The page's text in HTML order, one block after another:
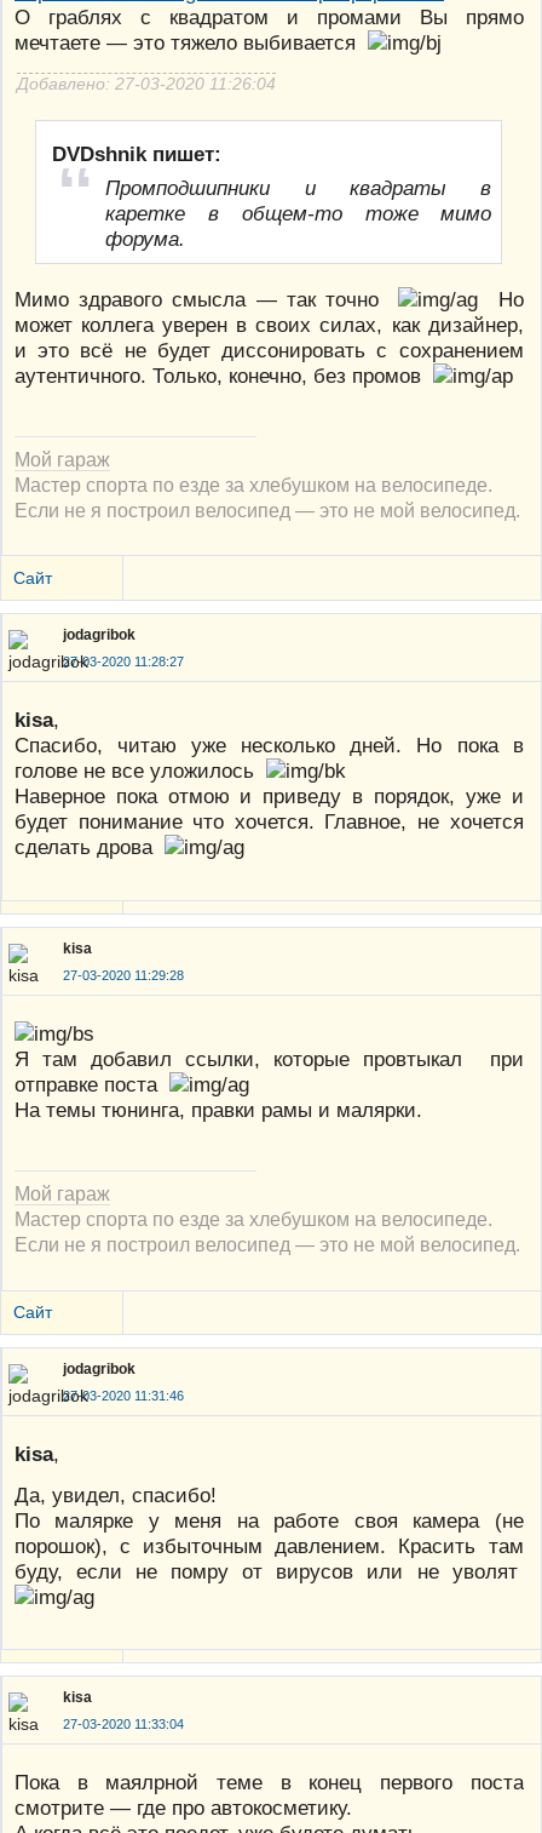
О граблях с квадратом и промами Вы прямо
мечтаете — это тяжело выбивается
Добавлено: 27-03-2020 11:26:04
DVDshnik пишет:
Промподшипники и квадраты в
каретке в общем-то тоже мимо
форума.
Мимо здравого смысла — так точно
Но
может коллега уверен в своих силах, как дизайнер,
и это всё не будет диссонировать с сохранением
аутентичного. Только, конечно, без промов
Мой гараж
Мастер спорта по езде за хлебушком на велосипеде.
Если не я построил велосипед — это не мой велосипед.
Сайт
jodagribok
27-03-2020 11:28:27
kisa,
Спасибо, читаю уже несколько дней. Но пока в
голове не все уложилось
Наверное пока отмою и приведу в порядок, уже и
будет понимание что хочется. Главное, не хочется
сделать дрова
kisa
27-03-2020 11:29:28
Я там добавил ссылки, которые провтыкал при
отправке поста
На темы тюнинга, правки рамы и малярки.
Мой гараж
Мастер спорта по езде за хлебушком на велосипеде.
Если не я построил велосипед — это не мой велосипед.
Сайт
jodagribok
27-03-2020 11:31:46
kisa,
Да, увидел, спасибо!
По малярке у меня на работе своя камера (не
порошок), с избыточным давлением. Красить там
буду, если не помру от вирусов или не уволят
kisa
27-03-2020 11:33:04
Пока в маялрной теме в конец первого поста
смотрите — где про автокосметику.